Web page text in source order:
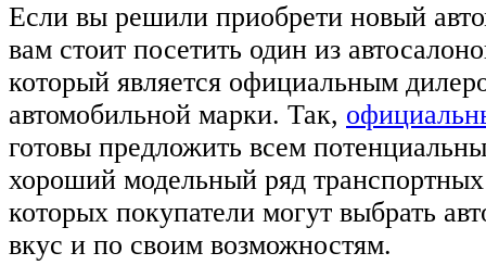
Если вы решили приобрети новый
вам стоит посетить один из
который является официальным
автомобильной марки. Так,
готовы предложить всем
хороший модельный ряд транспортных
которых покупатели могут выбрать
вкус и по своим возможностям.